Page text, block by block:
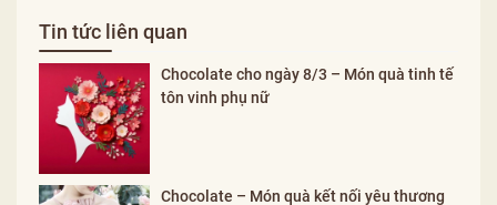
Tin tức liên quan
Chocolate cho ngày 8/3 – Món quà tinh tế
tôn vinh phụ nữ
Chocolate – Món quà kết nối yêu thương